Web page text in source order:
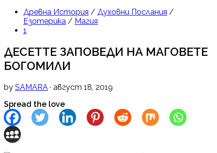
Древна История / Духовни Послания /
Езотерика / Магия
1
ДЕСЕТТЕ ЗАПОВЕДИ НА МАГОВЕТЕ
БОГОМИЛИ
by SAMARA · август 18, 2019
Spread the love